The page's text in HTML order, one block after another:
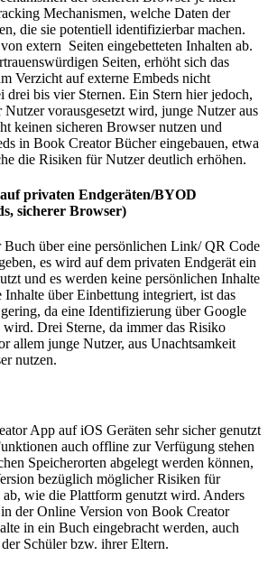
Mechanismen, welche Daten der
die sie potentiell identifizierbar machen.
extern Seiten eingebetteten Inhalten ab.
Seiten, erhöht sich das
Verzicht auf externe Embeds nicht
drei bis vier Sternen. Ein Stern hier jedoch,
Nutzer vorausgesetzt wird, junge Nutzer aus
keinen sicheren Browser nutzen und
in Book Creator Bücher eingebauen, etwa
die Risiken für Nutzer deutlich erhöhen.
privaten Endgeräten/BYOD
sicherer Browser)
über eine persönlichen Link/ QR Code
es wird auf dem privaten Endgerät ein
und es werden keine persönlichen Inhalte
Inhalte über Einbettung integriert, ist das
da eine Identifizierung über Google
Drei Sterne, da immer das Risiko
allem junge Nutzer, aus Unachtsamkeit
nutzen.
App auf iOS Geräten sehr sicher genutzt
auch offline zur Verfügung stehen
Speicherorten abgelegt werden können,
bezüglich möglicher Risiken für
wie die Plattform genutzt wird. Anders
der Online Version von Book Creator
in ein Buch eingebracht werden, auch
Schüler bzw. ihrer Eltern.